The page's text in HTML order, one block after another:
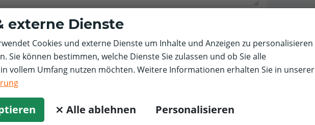
nicht öffentlich mitteilen will
externe Dienste
Cookies und externe Dienste um Inhalte und Anzeigen zu personalisieren
Sie können bestimmen, welche Dienste Sie zulassen und ob Sie alle
vollem Umfang nutzen möchten. Weitere Informationen erhalten Sie in unserer
⨯ Alle ablehnen Personalisieren